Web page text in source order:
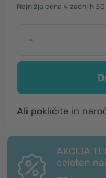
Najnižja cena v zadnjih
-
Ali pokličite in
AKCIJA
celoten